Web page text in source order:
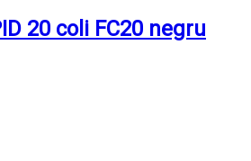
20 coli FC20 negru